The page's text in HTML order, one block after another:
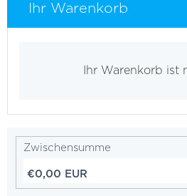
Ihr Warenkorb
Ihr Warenkorb ist
Zwischensumme
€0,00 EUR